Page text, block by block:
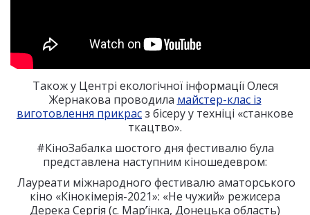
Також у Центрі екологічної інформації Олеся
Жернакова проводила майстер-клас із
виготовлення прикрасз бісеру у техніці «станкове
ткацтво».
#КіноЗабалка шостого дня фестивалю була
представлена наступним кіношедевром:
Лауреати міжнародного фестивалю аматорського
кіно «Кінокімерія-2021»: «Не чужий» режисера
Дерека Сергія (с. Мар’їнка, Донецька область)